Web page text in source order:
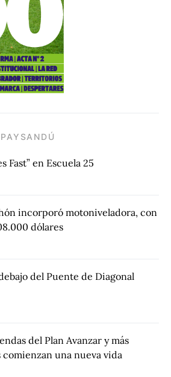
Fast” en Escuela 25
incorporó motoniveladora, con
dólares
del Puente de Diagonal
del Plan Avanzar y más
una nueva vida